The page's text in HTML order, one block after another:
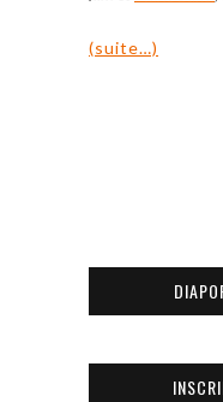
(suite…)